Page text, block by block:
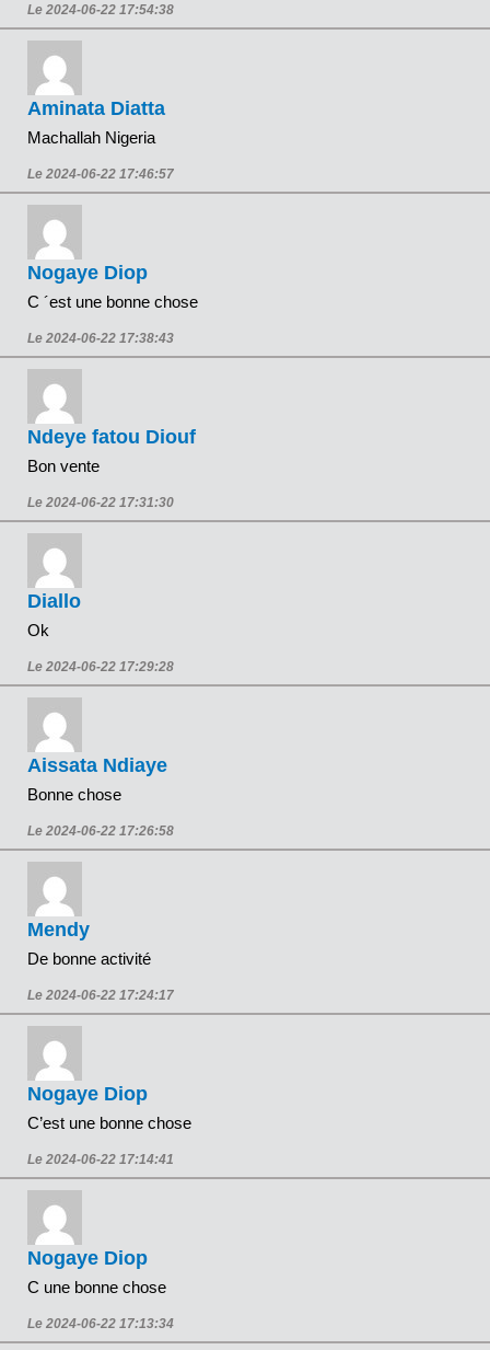
Le 2024-06-22 17:54:38
Aminata Diatta
Machallah Nigeria
Le 2024-06-22 17:46:57
Nogaye Diop
C ´est une bonne chose
Le 2024-06-22 17:38:43
Ndeye fatou Diouf
Bon vente
Le 2024-06-22 17:31:30
Diallo
Ok
Le 2024-06-22 17:29:28
Aissata Ndiaye
Bonne chose
Le 2024-06-22 17:26:58
Mendy
De bonne activité
Le 2024-06-22 17:24:17
Nogaye Diop
C’est une bonne chose
Le 2024-06-22 17:14:41
Nogaye Diop
C une bonne chose
Le 2024-06-22 17:13:34